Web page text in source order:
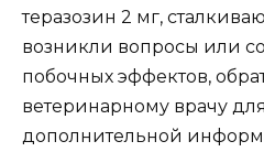
теразозин 2 мг,
возникли вопросы или
побочных эффектов,
ветеринарному врачу
дополнительной